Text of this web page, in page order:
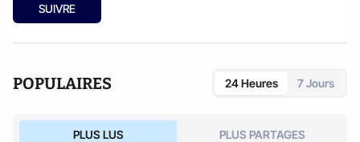
SUIVRE
POPULAIRES 24 Heures 7 Jours
PLUS LUS PLUS PARTAGES